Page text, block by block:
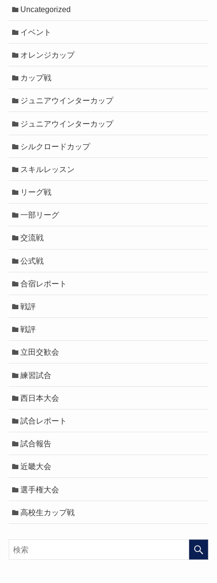
Uncategorized
イベント
オレンジカップ
カップ戦
ジュニアウインターカップ
ジュニアウインターカップ
シルクロードカップ
スキルレッスン
リーグ戦
一部リーグ
交流戦
公式戦
合宿レポート
戦評
戦評
立田交歓会
練習試合
西日本大会
試合レポート
試合報告
近畿大会
選手権大会
高校生カップ戦